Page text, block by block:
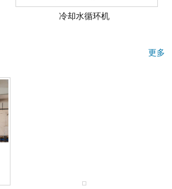
冷却水循环机
更多